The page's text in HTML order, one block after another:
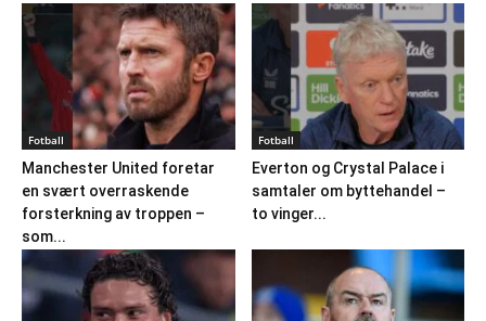
Fotball
Manchester United foretar
en svært overraskende
forsterkning av troppen –
som...
Fotball
Everton og Crystal Palace i
samtaler om byttehandel –
to vinger...